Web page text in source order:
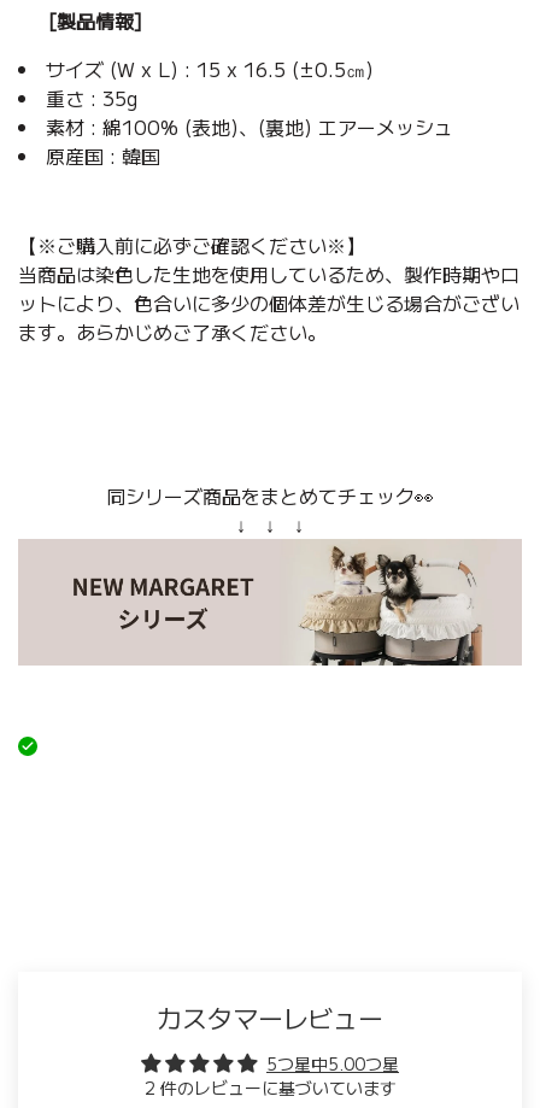
[製品情報]
サイズ (W x L) : 15 x 16.5 (±0.5㎝)
重さ : 35g
素材 : 綿100% (表地)、(裏地) エアーメッシュ
原産国 : 韓国
【※ご購入前に必ずご確認ください※】
当商品は染色した生地を使用しているため、製作時期やロ
ットにより、色合いに多少の個体差が生じる場合がござい
ます。あらかじめご了承ください。
同シリーズ商品をまとめてチェック👀
↓ ↓ ↓
カスタマーレビュー
5つ星中5.00つ星
2 件のレビューに基づいています